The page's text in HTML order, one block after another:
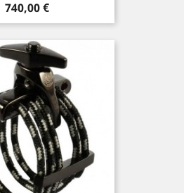
Τιμή
740,00 €